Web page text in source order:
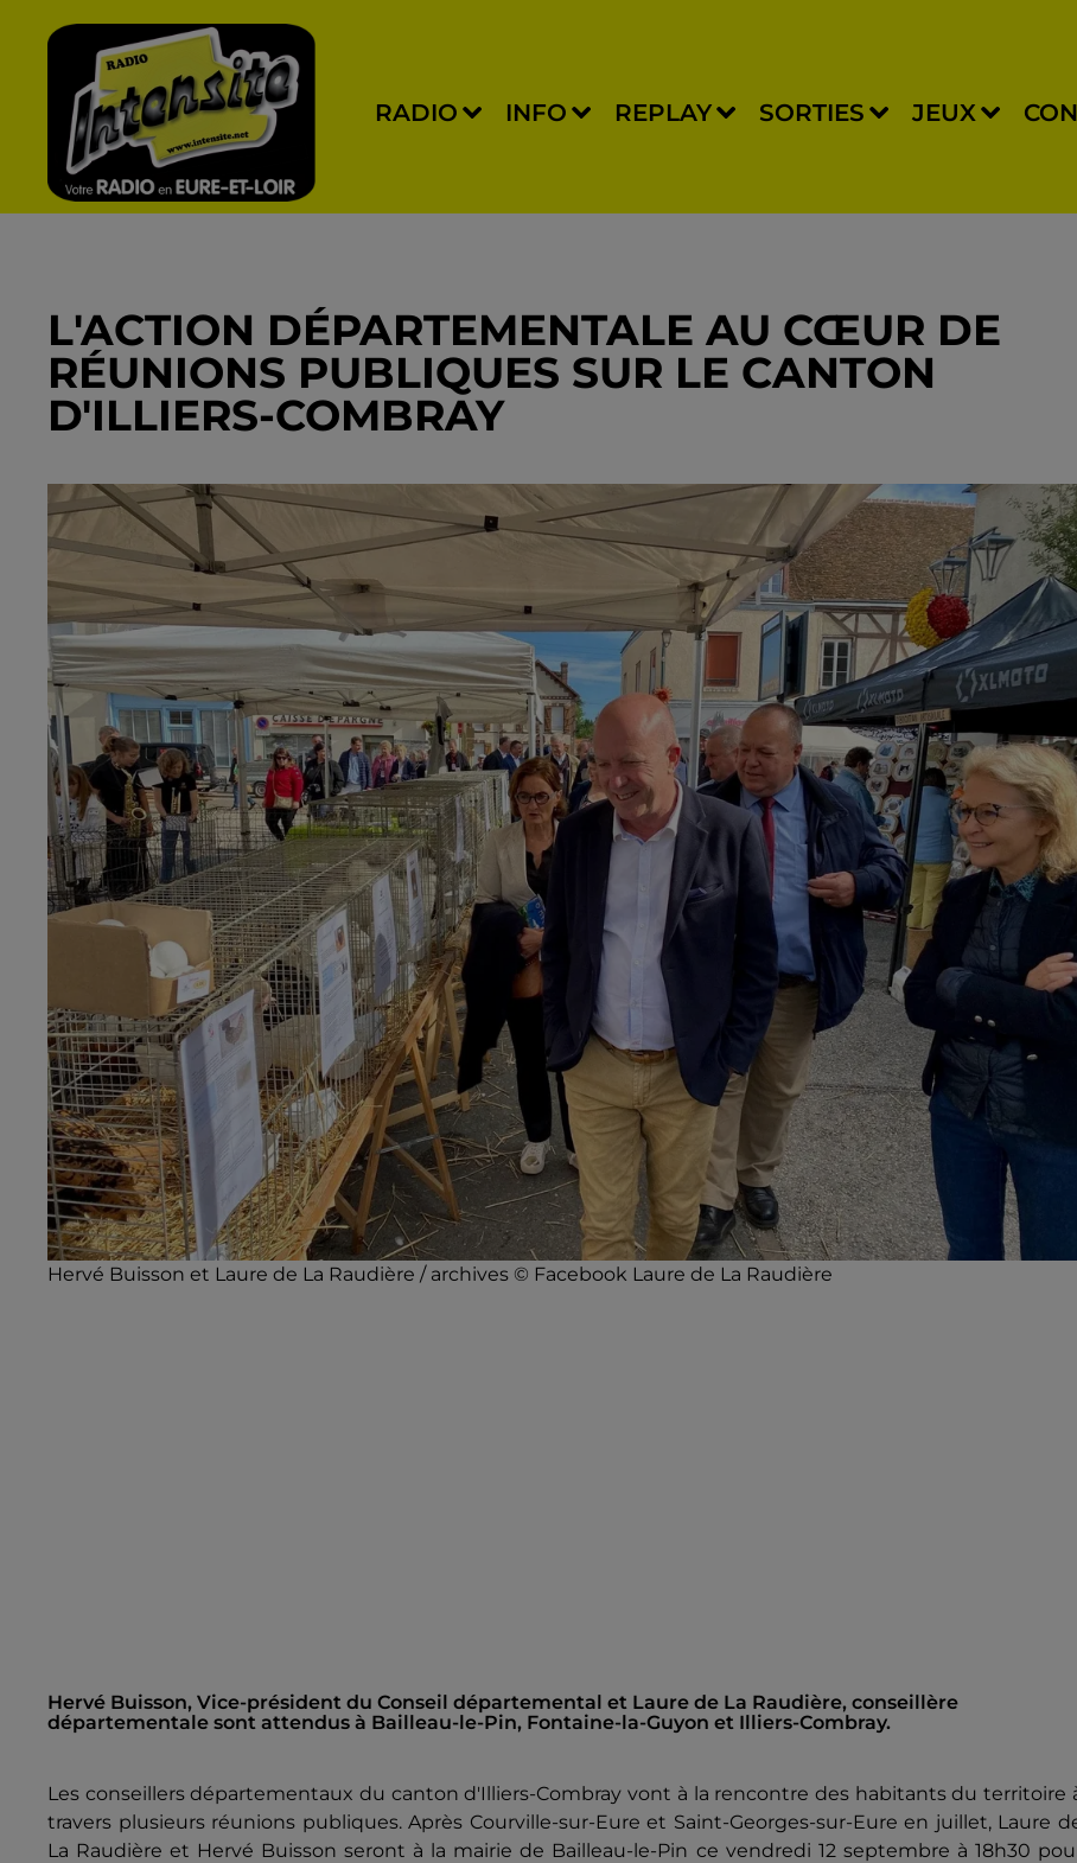
RADIO INFO REPLAY SORTIES JEUX
L'ACTION DÉPARTEMENTALE AU CŒUR DE
RÉUNIONS PUBLIQUES SUR LE CANTON
D'ILLIERS-COMBRAY
Hervé Buisson et Laure de La Raudière / archives © Facebook Laure de La Raudière
Hervé Buisson, Vice-président du Conseil départemental et Laure de La Raudière, conseillère
départementale sont attendus à Bailleau-le-Pin, Fontaine-la-Guyon et Illiers-Combray.
Les conseillers départementaux du canton d'Illiers-Combray vont à la rencontre des habitants du territoire
travers plusieurs réunions publiques. Après Courville-sur-Eure et Saint-Georges-sur-Eure en juillet, Laure
La Raudière et Hervé Buisson seront à la mairie de Bailleau-le-Pin ce vendredi 12 septembre à 18h30